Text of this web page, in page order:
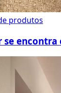
produtos
se